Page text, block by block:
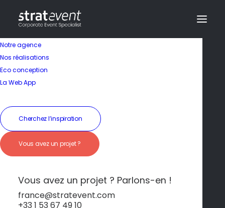
Notre agence
Nos réalisations
Eco conception
La Web App
Cherchez l’inspiration
Vous avez un projet ?
Vous avez un projet ? Parlons-en !
france@stratevent.com
+33 1 53 67 49 10
Un spot de surf
mythique
|
Les vagues de la Côte Basque attirent les